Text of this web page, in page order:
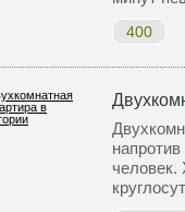
400
человек.